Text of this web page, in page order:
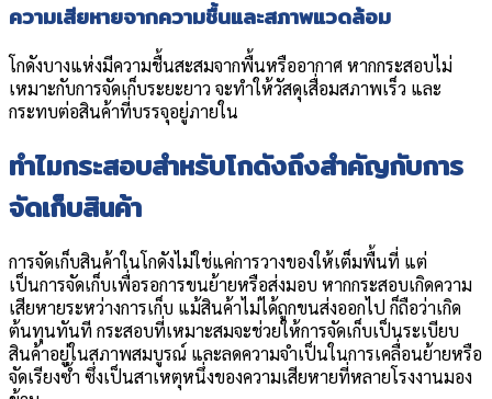
ความเสียหายจากความชื้นและสภาพแวดล้อม
โกดังบางแห่งมีความชื้นสะสมจากพื้นหรืออากาศ หากกระสอบไม่
เหมาะกับการจัดเก็บระยะยาว จะทำให้วัสดุเสื่อมสภาพเร็ว และ
กระทบต่อสินค้าที่บรรจุอยู่ภายใน
ทำไมกระสอบสำหรับโกดังถึงสำคัญกับการ
จัดเก็บสินค้า
การจัดเก็บสินค้าในโกดังไม่ใช่แค่การวางของให้เต็มพื้นที่ แต่
เป็นการจัดเก็บเพื่อรอการขนย้ายหรือส่งมอบ หากกระสอบเกิดความ
เสียหายระหว่างการเก็บ แม้สินค้าไม่ได้ถูกขนส่งออกไป ก็ถือว่าเกิด
ต้นทุนทันที กระสอบที่เหมาะสมจะช่วยให้การจัดเก็บเป็นระเบียบ
สินค้าอยู่ในสภาพสมบูรณ์ และลดความจำเป็นในการเคลื่อนย้ายหรือ
จัดเรียงซ้ำ ซึ่งเป็นสาเหตุหนึ่งของความเสียหายที่หลายโรงงานมอง